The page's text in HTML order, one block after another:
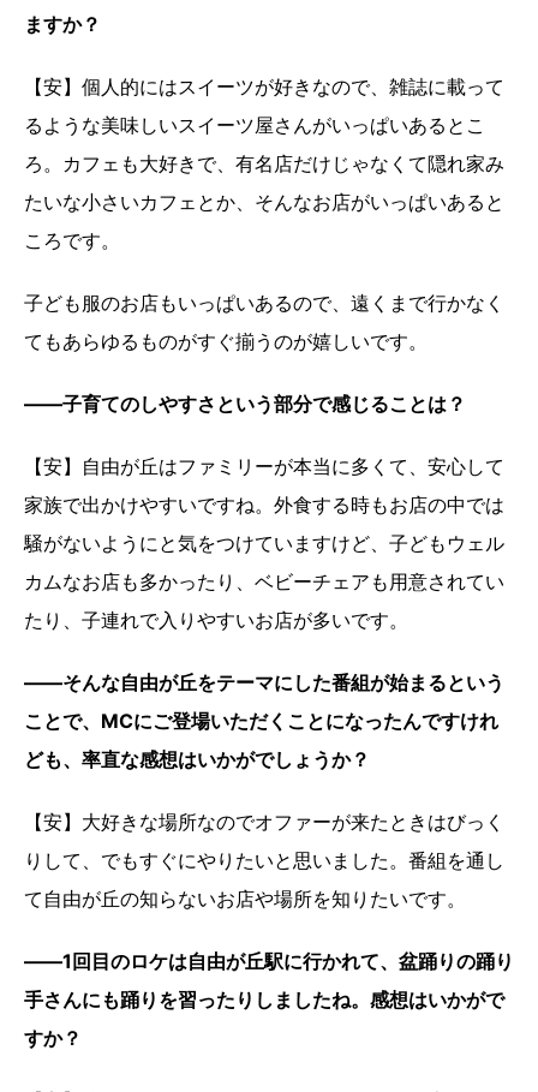
ますか？
【安】個人的にはスイーツが好きなので、雑誌に載って
るような美味しいスイーツ屋さんがいっぱいあるとこ
ろ。カフェも大好きで、有名店だけじゃなくて隠れ家み
たいな小さいカフェとか、そんなお店がいっぱいあると
ころです。
子ども服のお店もいっぱいあるので、遠くまで行かなく
てもあらゆるものがすぐ揃うのが嬉しいです。
――子育てのしやすさという部分で感じることは？
【安】自由が丘はファミリーが本当に多くて、安心して
家族で出かけやすいですね。外食する時もお店の中では
騒がないようにと気をつけていますけど、子どもウェル
カムなお店も多かったり、ベビーチェアも用意されてい
たり、子連れで入りやすいお店が多いです。
――そんな自由が丘をテーマにした番組が始まるという
ことで、MCにご登場いただくことになったんですけれ
ども、率直な感想はいかがでしょうか？
【安】大好きな場所なのでオファーが来たときはびっく
りして、でもすぐにやりたいと思いました。番組を通し
て自由が丘の知らないお店や場所を知りたいです。
――1回目のロケは自由が丘駅に行かれて、盆踊りの踊り
手さんにも踊りを習ったりしましたね。感想はいかがで
すか？